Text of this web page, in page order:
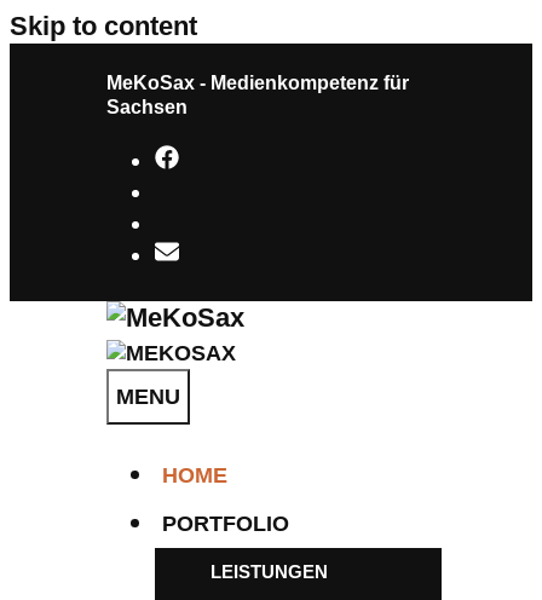
Skip to content
MeKoSax - Medienkompetenz für
Sachsen
MENU
HOME
PORTFOLIO
LEISTUNGEN